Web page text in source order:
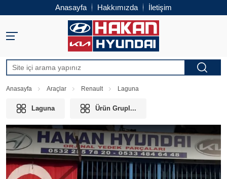
Anasayfa Hakkımızda İletişim
Anasayfa Araçlar Renault Laguna
Laguna Ürün Grupl...